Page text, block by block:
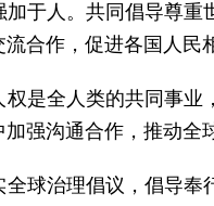
于人。共同倡导尊
合作，促进各国人
是全人类的共同事
强沟通合作，推动全
全球治理倡议，倡导